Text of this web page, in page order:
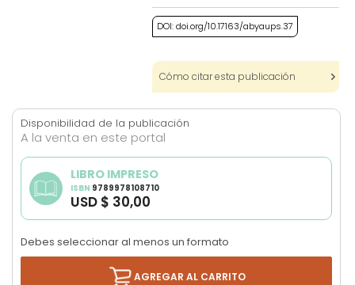
DOI: doi.org/10.17163/abyaups.37
Cómo citar esta publicación
Disponibilidad de la publicación
A la venta en este portal
LIBRO IMPRESO
ISBN 9789978108710
USD $ 30,00
Debes seleccionar al menos un formato
AGREGAR AL CARRITO